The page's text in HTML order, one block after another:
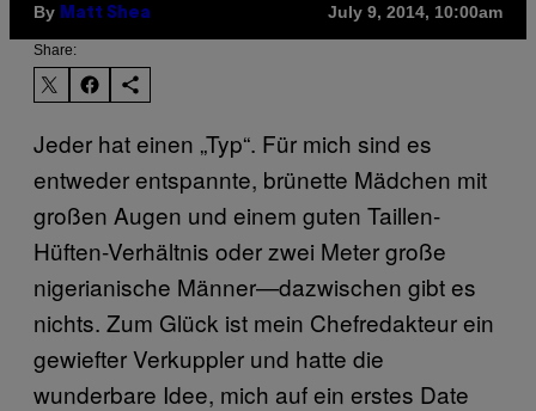
By Matt Shea July 9, 2014, 10:00am
Share:
Jeder hat einen „Typ“. Für mich sind es
entweder entspannte, brünette Mädchen mit
großen Augen und einem guten Taillen-
Hüften-Verhältnis oder zwei Meter große
nigerianische Männer—dazwischen gibt es
nichts. Zum Glück ist mein Chefredakteur ein
gewiefter Verkuppler und hatte die
wunderbare Idee, mich auf ein erstes Date